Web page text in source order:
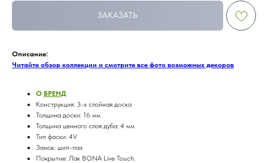
ЗАКАЗАТЬ
Описание:
Читайте обзор коллекции и смотрите все фото возможных декоров
О БРЕНД
Конструкция: 3-х слойная доска
Толщина доски: 16 мм
Толщина ценного слоя дуба: 4 мм
Тип фаски: 4V
Замок: шип-паз
Покрытие: Лак BONA Live Touch.